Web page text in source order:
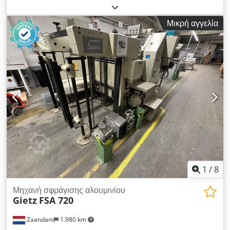
ενσωματωμένο slotter και στοιβαχτή. ΤΕΧΝΙΚΆ ΣΤΟΙΧΕΊΑ:
Έτος παραγωγής: 2009 Αριθμός εργοστασίου: 0904K02
Μέγιστη ταχύτητα: 70 τεμάχια/λεπτό Οικονομική ταχύτητα: 50
τεμάχια/λεπτό Μέγιστο φύλλο: 3000 x 2000 mm Ελάχιστο
φύλλο: 600 x 350 mm Μέγιστη εκτύπωση: 2900 x 1900 mm
Πάχος χαρτονιού: 2-10mm Πάχος φιλμ: 4-7mm Crodpfx
Abjhbvq Hj Tsf Αξονική ρύθμιση: ± 8mm Μέγιστο μήκος
σχισμής: 350mm Πλάτος σχισμής: 7mm Κύριος κινητήρας: 7,5
KW Συνολική ισχύς: 15 kW Συνολικές διαστάσεις: 6000mm x
3050mm x 1900mm Βάρος: 28000 kg ΠΕΡΙΓΡΑΦΗ:
Περιλαμβάνει θέση σε λειτουργία, τεχνολογία, εκπαίδευση,
εγγύηση εκκίνησης.
Μικρή αγγελία
1 /8
Zaandam 1.980 km
Μηχανή σφράγισης αλουμινίου
Gietz FSA 720